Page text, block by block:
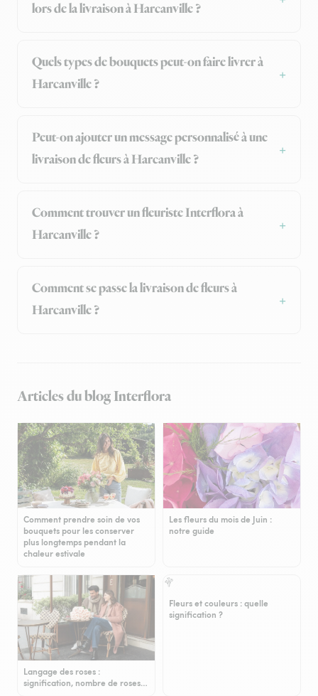
lors de la livraison à Harcanville ?
Quels types de bouquets peut-on faire livrer à
Harcanville ?
Peut-on ajouter un message personnalisé à une
livraison de fleurs à Harcanville ?
Comment trouver un fleuriste Interflora à
Harcanville ?
Comment se passe la livraison de fleurs à
Harcanville ?
Articles du blog Interflora
Comment prendre soin de vos
bouquets pour les conserver
plus longtemps pendant la
chaleur estivale
Les fleurs du mois de Juin :
notre guide
Langage des roses :
signification, nombre de roses…
Fleurs et couleurs : quelle
signification ?